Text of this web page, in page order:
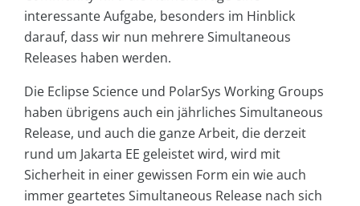
interessante Aufgabe, besonders im Hinblick
darauf, dass wir nun mehrere Simultaneous
Releases haben werden.
Die Eclipse Science und PolarSys Working Groups
haben übrigens auch ein jährliches Simultaneous
Release, und auch die ganze Arbeit, die derzeit
rund um Jakarta EE geleistet wird, wird mit
Sicherheit in einer gewissen Form ein wie auch
immer geartetes Simultaneous Release nach sich